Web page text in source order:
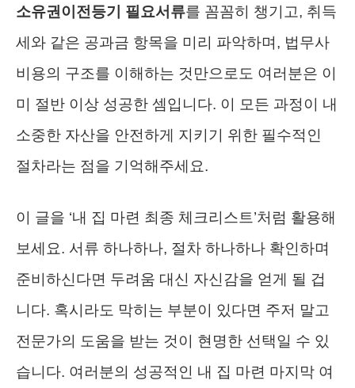
소유권이전등기 필요서류를 꼼꼼히 챙기고, 취득
세와 같은 공과금 항목을 미리 파악하며, 법무사
비용의 구조를 이해하는 것만으로도 여러분은 이
미 절반 이상 성공한 셈입니다. 이 모든 과정이 내
소중한 자산을 안전하게 지키기 위한 필수적인
절차라는 점을 기억해주세요.
이 글을 ‘내 집 마련 최종 체크리스트’처럼 활용해
보세요. 서류 하나하나, 절차 하나하나 확인하며
준비하신다면 두려움 대신 자신감을 얻게 될 겁
니다. 혹시라도 막히는 부분이 있다면 주저 말고
전문가의 도움을 받는 것이 현명한 선택일 수 있
습니다. 여러분의 성공적인 내 집 마련 마지막 여